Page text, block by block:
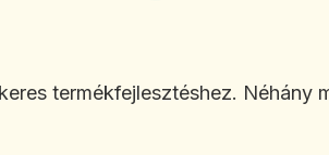
termékfejlesztéshez. Néhány